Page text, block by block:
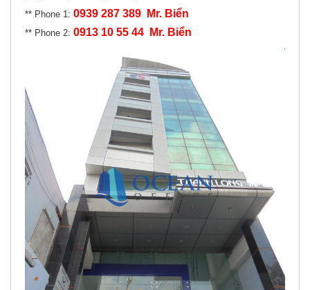
** Phone 1: 0939 287 389 Mr. Biển
** Phone 2: 0913 10 55 44 Mr. Biển